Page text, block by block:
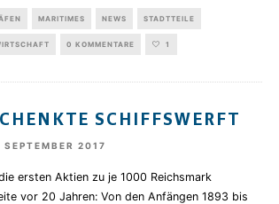
MARITIMES NEWS STADTTEILE
0 KOMMENTARE 1
SCHIFFSWERFT
SEPTEMBER 2017
ersten Aktien zu je 1000 Reichsmark
vor 20 Jahren: Von den Anfängen 1893 bis